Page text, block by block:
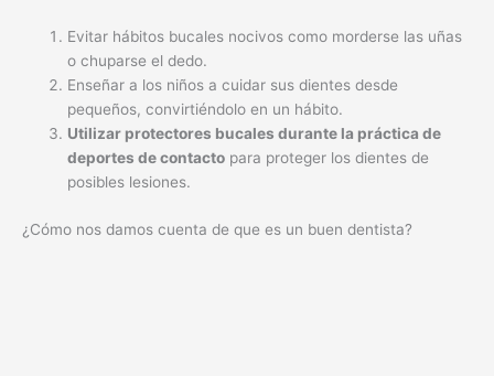
Evitar hábitos bucales nocivos como morderse las uñas
o chuparse el dedo.
Enseñar a los niños a cuidar sus dientes desde
pequeños, convirtiéndolo en un hábito.
Utilizar protectores bucales durante la práctica de
deportes de contacto para proteger los dientes de
posibles lesiones.
¿Cómo nos damos cuenta de que es un buen dentista?